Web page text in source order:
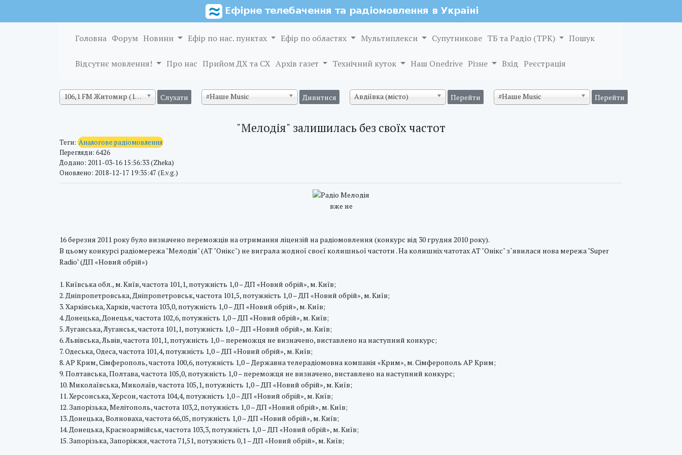
Головна Форум Новини Ефір по нас. пунктах Ефір по областях Мультиплекси Супутникове ТБ та Радіо (ТРК) Пошук
Відсутнє мовлення! Про нас Прийом ДХ та СХ Архів газет Технічний куток Наш Onedrive Різне Вхід Реєстрація
106,1 FM Житомир (128 кб/с) #Наше Music Авдіївка (місто) #Наше Music
"Мелодія" залишилась без своїх частот
Теги: Аналогове радіомовлення
Перегляди: 6426
Додано: 2011-03-16 15:56:33 (Zheka)
Оновлено: 2018-12-17 19:35:47 (E.v.g.)
вже не
16 березня 2011 року було визначено переможців на отримання ліцензій на радіомовлення (конкурс від 30 грудня 2010 року).
В цьому конкурсі радіомережа "Мелодія" (АТ "Онікс") не виграла жодної своєї колишньої частоти . На колишніх чатотах АТ "Онікс" з`явилася нова мережа "Super
Radio" (ДП «Новий обрій»)
1. Київська обл., м. Київ, частота 101,1, потужність 1,0 – ДП «Новий обрій», м. Київ;
2. Дніпропетровська, Дніпропетровськ, частота 101,5, потужність 1,0 – ДП «Новий обрій», м. Київ;
3. Харківська, Харків, частота 103,0, потужність 1,0 – ДП «Новий обрій», м. Київ;
4. Донецька, Донецьк, частота 102,6, потужність 1,0 – ДП «Новий обрій», м. Київ;
5. Луганська, Луганськ, частота 101,1, потужність 1,0 – ДП «Новий обрій», м. Київ;
6. Львівська, Львів, частота 101,1, потужність 1,0 – переможця не визначено, виставлено на наступний конкурс;
7. Одеська, Одеса, частота 101,4, потужність 1,0 – ДП «Новий обрій», м. Київ;
8. АР Крим, Сімферополь, частота 100,6, потужність 1,0 – Державна телерадіомовна компанія «Крим», м. Сімферополь АР Крим;
9. Полтавська, Полтава, частота 105,0, потужність 1,0 – переможця не визначено, виставлено на наступний конкурс;
10. Миколаївська, Миколаїв, частота 105,1, потужність 1,0 – ДП «Новий обрій», м. Київ;
11. Херсонська, Херсон, частота 104,4, потужність 1,0 – ДП «Новий обрій», м. Київ;
12. Запорізька, Мелітополь, частота 103,2, потужність 1,0 – ДП «Новий обрій», м. Київ;
13. Донецька, Волноваха, частота 66,05, потужність 1,0 – ДП «Новий обрій», м. Київ;
14. Донецька, Красноармійськ, частота 103,3, потужність 1,0 – ДП «Новий обрій», м. Київ;
15. Запорізька, Запоріжжя, частота 71,51, потужність 0,1 – ДП «Новий обрій», м. Київ;